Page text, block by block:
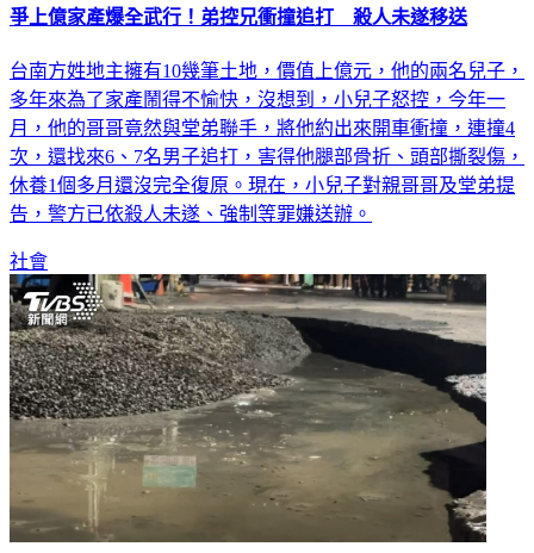
爭上億家產爆全武行！弟控兄衝撞追打 殺人未遂移送
台南方姓地主擁有10幾筆土地，價值上億元，他的兩名兒子，
多年來為了家產鬧得不愉快，沒想到，小兒子怒控，今年一
月，他的哥哥竟然與堂弟聯手，將他約出來開車衝撞，連撞4
次，還找來6、7名男子追打，害得他腿部骨折、頭部撕裂傷，
休養1個多月還沒完全復原。現在，小兒子對親哥哥及堂弟提
告，警方已依殺人未遂、強制等罪嫌送辦。
社會